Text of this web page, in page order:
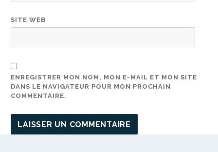
SITE WEB
ENREGISTRER MON NOM, MON E-MAIL ET MON SITE
DANS LE NAVIGATEUR POUR MON PROCHAIN
COMMENTAIRE.